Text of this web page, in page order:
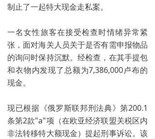
制止了一起特大现金走私案。
一名女性旅客在接受检查时情绪异常紧
张，面对海关人员关于是否有需申报物品
的询问时保持沉默。经检查，在其手提包
和衣物内发现了总额为7,386,000卢布的
现金。
现已根据《俄罗斯联邦刑法典》第200.1
条第2款"a"项（在欧亚经济联盟关税区内
非法转移特大额现金）提起刑事诉讼。该